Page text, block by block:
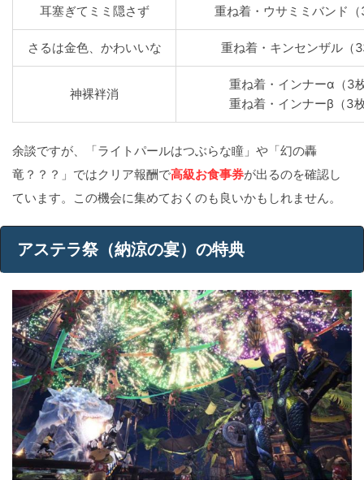
耳塞ぎてミミ隠さず 重ね着・ウサミミバンド
さるは金色、かわいいな 重ね着・キンセンザル（
神裸袢消
重ね着・インナーα（3
重ね着・インナーβ（3
余談ですが、「ライトパールはつぶらな瞳」や「幻の轟
竜？？？」ではクリア報酬で高級お食事券が出るのを確認し
ています。この機会に集めておくのも良いかもしれません。
アステラ祭（納涼の宴）の特典